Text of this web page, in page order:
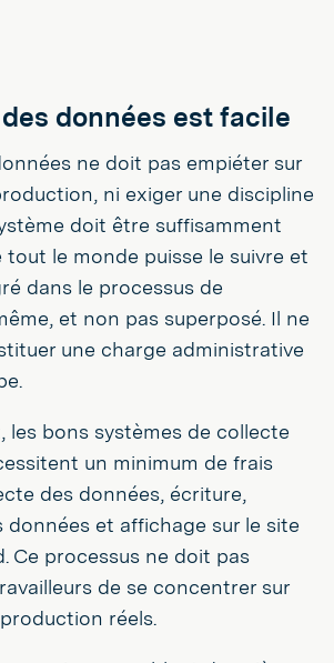
données est facile
ne doit pas empiéter sur
ni exiger une discipline
doit être suffisamment
tout le monde puisse le suivre et
dans le processus de
et non pas superposé. Il ne
une charge administrative
les bons systèmes de collecte
un minimum de frais
des données, écriture,
données et affichage sur le site
Ce processus ne doit pas
de se concentrer sur
réels.